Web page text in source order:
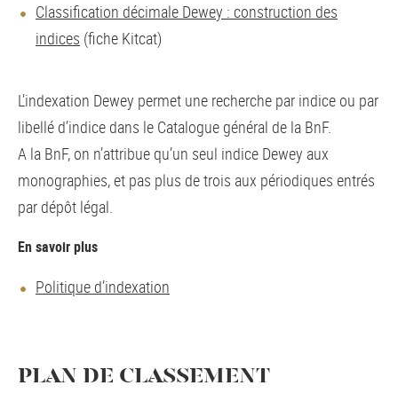
Classification décimale Dewey : construction des
indices (fiche Kitcat)
L’indexation Dewey permet une recherche par indice ou par
libellé d’indice dans le Catalogue général de la BnF.
A la BnF, on n’attribue qu’un seul indice Dewey aux
monographies, et pas plus de trois aux périodiques entrés
par dépôt légal.
En savoir plus
Politique d’indexation
PLAN DE CLASSEMENT